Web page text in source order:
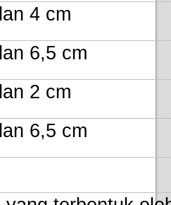
4 cm
6,5 cm
2 cm
6,5 cm